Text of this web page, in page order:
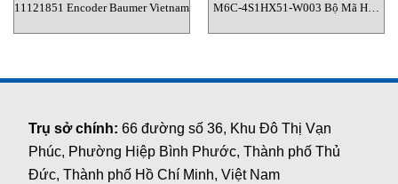
11121851 Encoder Baumer Vietnam
M6C-4S1HX51-W003 Bộ Mã Hóa
Trụ sở chính:66 đường số 36, Khu Đô Thị Vạn
Phúc, Phường Hiệp Bình Phước, Thành phố Thủ
Đức, Thành phố Hồ Chí Minh, Việt Nam